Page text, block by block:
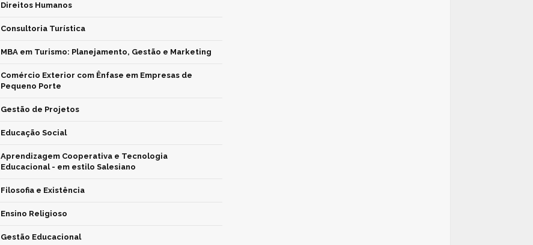
Direitos Humanos
Consultoria Turística
MBA em Turismo: Planejamento, Gestão e Marketing
Comércio Exterior com Ênfase em Empresas de
Pequeno Porte
Gestão de Projetos
Educação Social
Aprendizagem Cooperativa e Tecnologia
Educacional - em estilo Salesiano
Filosofia e Existência
Ensino Religioso
Gestão Educacional